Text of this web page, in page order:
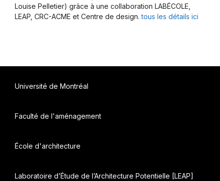
Louise Pelletier) grâce à une collaboration LABÉCOLE,
LEAP, CRC-ACME et Centre de design.tous les détails ici
Université de Montréal
Faculté de l'aménagement
École d'architecture
Laboratoire d’Étude de l’Architecture Potentielle [LEAP]